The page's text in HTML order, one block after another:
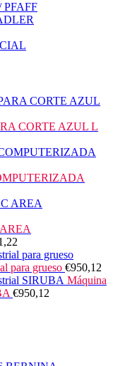
PFAFF
CORTE AZUL L
para grueso €950,12
Máquina
€950,12